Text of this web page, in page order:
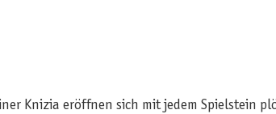
Knizia eröffnen sich mit jedem Spielstein